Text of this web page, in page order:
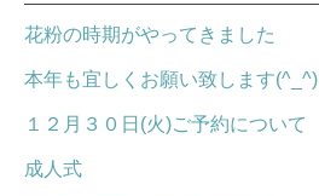
花粉の時期がやってきました
本年も宜しくお願い致します(^_^)
１２月３０日(火)ご予約について
成人式